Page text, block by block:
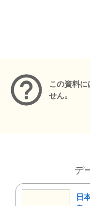
この資料
せん。
デ
日